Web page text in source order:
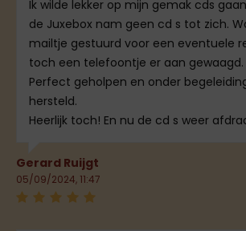
Ik wilde lekker op mijn gemak cds
de Juxebox nam geen cd s tot zich.
mailtje gestuurd voor een eventuele
toch een telefoontje er aan gewaagd.
Perfect geholpen en onder
hersteld.
Heerlijk toch! En nu de cd s weer
Gerard Ruijgt
05/09/2024, 11:47